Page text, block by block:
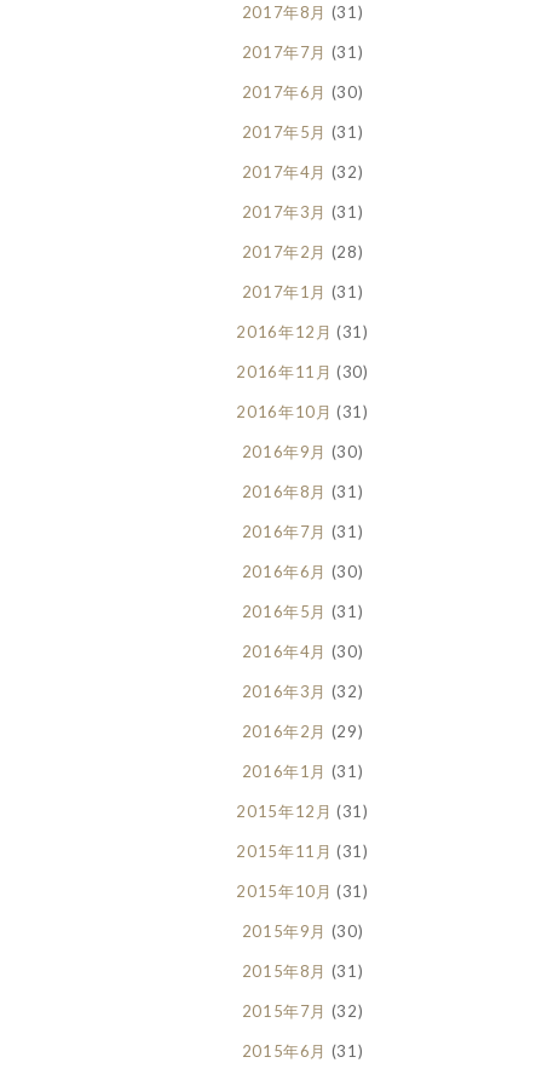
2017年8月 (31)
2017年7月 (31)
2017年6月 (30)
2017年5月 (31)
2017年4月 (32)
2017年3月 (31)
2017年2月 (28)
2017年1月 (31)
2016年12月 (31)
2016年11月 (30)
2016年10月 (31)
2016年9月 (30)
2016年8月 (31)
2016年7月 (31)
2016年6月 (30)
2016年5月 (31)
2016年4月 (30)
2016年3月 (32)
2016年2月 (29)
2016年1月 (31)
2015年12月 (31)
2015年11月 (31)
2015年10月 (31)
2015年9月 (30)
2015年8月 (31)
2015年7月 (32)
2015年6月 (31)